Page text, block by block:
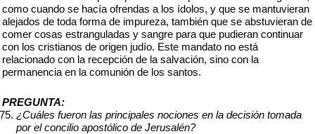
como cuando se hacía ofrendas a los ídolos, y que se mantuvieran
alejados de toda forma de impureza, también que se abstuvieran de
comer cosas estranguladas y sangre para que pudieran continuar
con los cristianos de origen judío. Este mandato no está
relacionado con la recepción de la salvación, sino con la
permanencia en la comunión de los santos.
PREGUNTA:
¿Cuáles fueron las principales nociones en la decisión tomada
por el concilio apostólico de Jerusalén?